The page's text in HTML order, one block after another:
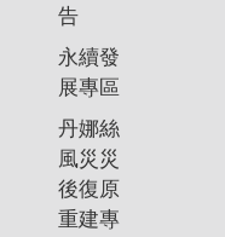
告
永續發
展專區
丹娜絲
風災災
後復原
重建專